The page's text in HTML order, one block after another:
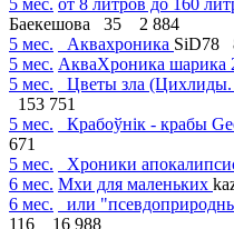
Баекешова
35
2 884
5 мес.
Аквахроника SiD78
5 мес. АкваХроника шарика
5 мес.
Цветы зла
153 751
5 мес.
Крабоўнік - крабы
671
5 мес.
Хроники
6 мес. Мхи для маленьких
6 мес.
или
116
16 988